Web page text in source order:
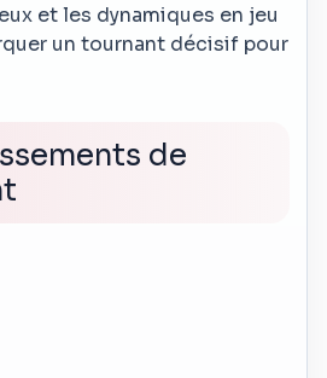
et les dynamiques en jeu
un tournant décisif pour
de